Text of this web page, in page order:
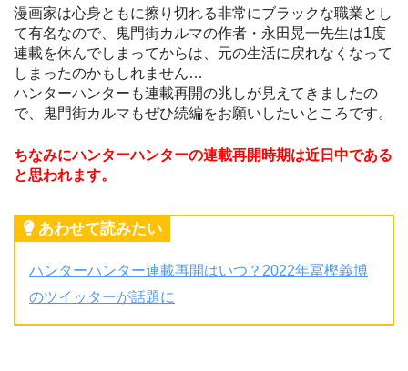
漫画家は心身ともに擦り切れる非常にブラックな職業とし
て有名なので、鬼門街カルマの作者・永田晃一先生は1度
連載を休んでしまってからは、元の生活に戻れなくなって
しまったのかもしれません…
ハンターハンターも連載再開の兆しが見えてきましたの
で、鬼門街カルマもぜひ続編をお願いしたいところです。
ちなみにハンターハンターの連載再開時期は近日中である
と思われます。
あわせて読みたい
ハンターハンター連載再開はいつ？2022年冨樫義博
のツイッターが話題に